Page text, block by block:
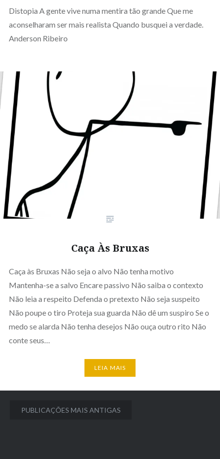
Distopia A gente vive numa mentira tão grande Que me
aconselharam ser mais realista Quando busquei a verdade.
Anderson Ribeiro
Caça Às Bruxas
Caça às Bruxas Não seja o alvo Não tenha motivo
Mantenha-se a salvo Encare passivo Não saiba o contexto
Não leia a respeito Defenda o pretexto Não seja suspeito
Não poupe o tiro Proteja sua guarda Não dê um suspiro Se o
medo se alarda Não tenha desejos Não ouça outro rito Não
conte seus…
LEIA MAIS
Navegação
PUBLICAÇÕES MAIS ANTIGAS